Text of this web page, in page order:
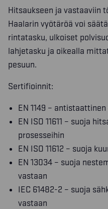
Hitsaukseen ja vastaaviin
Haalarin vyötäröä voi
rintatasku, ulkoiset
lahjetasku ja oikealla
pesuun.
Sertifioinnit:
EN 1149 – antistaattinen
EN ISO 11611 – suoja
prosesseihin
EN ISO 11612 – suoja
EN 13034 – suoja
vastaan
IEC 61482-2 – suoja
vastaan